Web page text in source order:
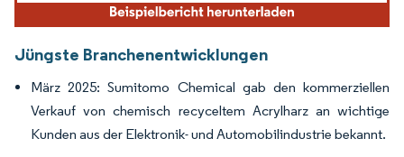
Jüngste Branchenentwicklungen
März 2025: Sumitomo Chemical gab den kommerziellen
Verkauf von chemisch recyceltem Acrylharz an wichtige
Kunden aus der Elektronik- und Automobilindustrie bekannt.